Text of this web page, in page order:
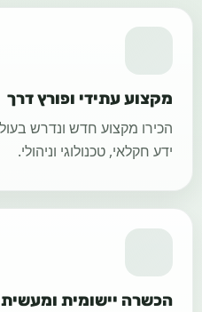
מקצוע עתידי ופורץ דרך
ידע חקלאי, טכנולוגי וניהולי.
הכשרה יישומית ומעשית